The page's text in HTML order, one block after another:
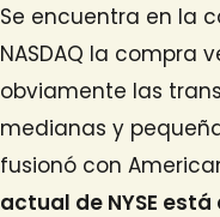
Se encuentra en la
NASDAQ la compra
obviamente las
medianas y
fusionó con
actual de NYSE